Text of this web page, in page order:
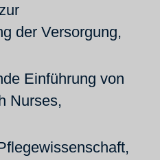
der Versorgung,
Einführung von
Nurses,